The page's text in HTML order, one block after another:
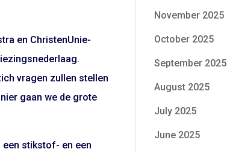
en ChristenUnie-
vragen zullen stellen
gaan we de grote
stikstof- en een
November 2025
October 2025
September 2025
August 2025
July 2025
June 2025